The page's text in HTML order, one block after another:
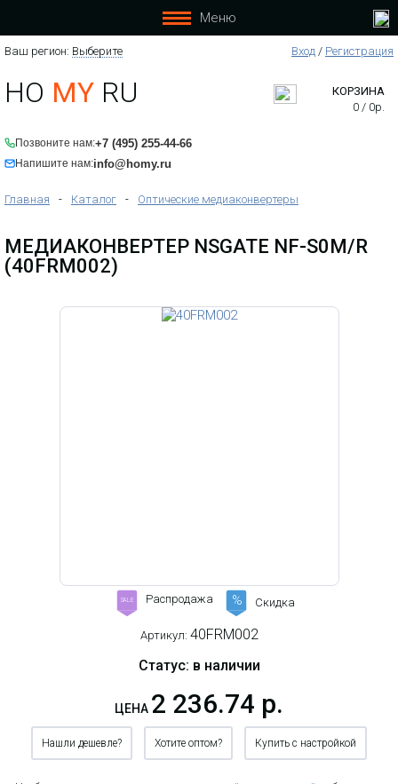
Меню
Ваш регион: Выберите Вход / Регистрация
HO MY RU
Позвоните нам:+7 (495) 255-44-66
Напишите нам:info@homy.ru
КОРЗИНА
0 / 0р.
Главная - Каталог - Оптические медиаконвертеры
МЕДИАКОНВЕРТЕР NSGATE NF-S0M/R
(40FRM002)
SALE Распродажа % Скидка
Артикул: 40FRM002
Статус: в наличии
ЦЕНА 2 236.74 р.
Нашли дешевле? Хотите оптом? Купить с настройкой